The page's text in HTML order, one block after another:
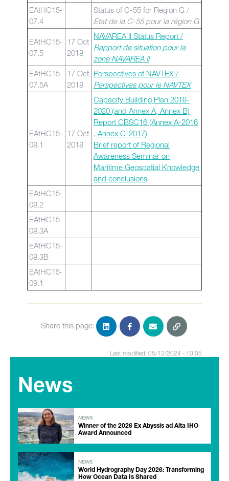
EAtHC15-
07.4
Status of C-55 for Region G /
Etat de la C-55 pour la région G
EAtHC15-
07.5
17 Oct
2018
NAVAREA II Status Report /
Rapport de situation pour la
zone NAVAREA II
EAtHC15-
07.5A
17 Oct
2018
Perspectives of NAVTEX /
Perspectives pour le NAVTEX
EAtHC15-
08.1
17 Oct
2018
Capacity Building Plan 2018-
2020 (and Annex A, Annex B)
Report CBSC16 (Annex A-2016
, Annex C-2017)
Brief report of Regional
Awareness Seminar on
Maritime Geospatial Knowledge
and conclusions
EAtHC15-
08.2
EAtHC15-
08.3A
EAtHC15-
08.3B
EAtHC15-
09.1
Share this page:
Last modified: 05/12/2024 - 10:05
News
NEWS
Winner of the 2026 Ex Abyssis ad Alta IHO
Award Announced
NEWS
World Hydrography Day 2026: Transforming
How Ocean Data Is Shared